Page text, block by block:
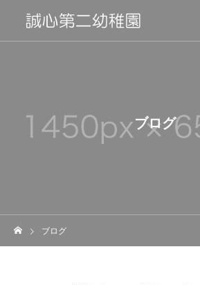
ブログ
ブログ